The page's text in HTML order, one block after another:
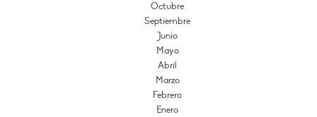
Octubre
Septiembre
Junio
Mayo
Abril
Marzo
Febrero
Enero